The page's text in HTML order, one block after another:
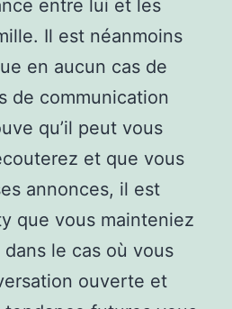
entre lui et les
Il est néanmoins
en aucun cas de
de communication
qu’il peut vous
et que vous
annonces, il est
que vous mainteniez
le cas où vous
ouverte et